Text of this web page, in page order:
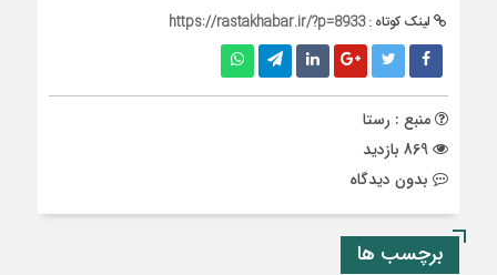
لینک کوتاه :https://rastakhabar.ir/?p=8933
منبع : رستا
بدون دیدگاه
برچسب ها